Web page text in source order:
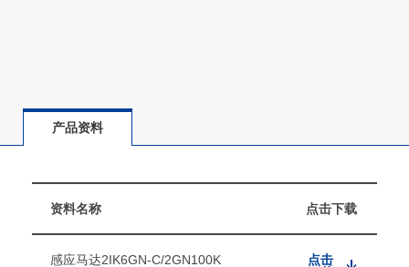
产品资料
资料名称 点击下载
感应马达2IK6GN-C/2GN100K
点击